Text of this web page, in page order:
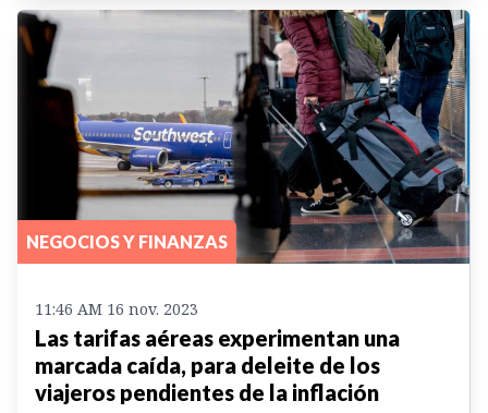
NEGOCIOS Y FINANZAS
11:46 AM 16 nov. 2023
Las tarifas aéreas experimentan una
marcada caída, para deleite de los
viajeros pendientes de la inflación